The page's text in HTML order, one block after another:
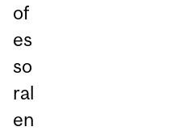
of
es
so
ral
en